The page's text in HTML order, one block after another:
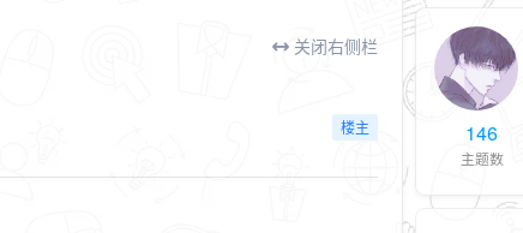
关闭右侧栏
楼主 146
主题数